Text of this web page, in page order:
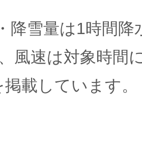
降雪量は1時間降
風速は対象時間
掲載しています。